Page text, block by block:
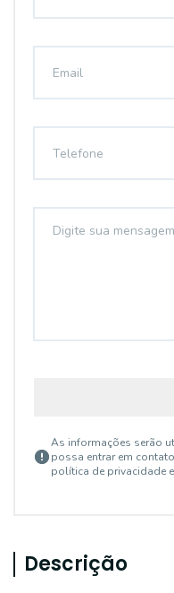
As informações serão
possa entrar em
política de privacidade
Descrição